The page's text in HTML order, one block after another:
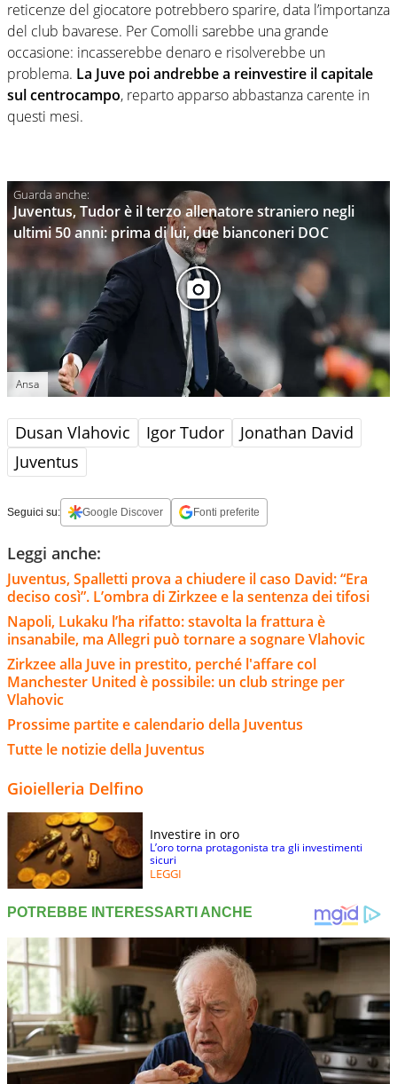
reticenze del giocatore potrebbero sparire, data l’importanza
del club bavarese. Per Comolli sarebbe una grande
occasione: incasserebbe denaro e risolverebbe un
problema. La Juve poi andrebbe a reinvestire il capitale
sul centrocampo, reparto apparso abbastanza carente in
questi mesi.
Juventus, Tudor è il terzo allenatore straniero negli
ultimi 50 anni: prima di lui, due bianconeri DOC
Ansa
Dusan Vlahovic Igor Tudor
Jonathan David
Juventus
Seguici su: Google Discover Fonti preferite
Leggi anche:
Juventus, Spalletti prova a chiudere il caso David: “Era
deciso così”. L’ombra di Zirkzee e la sentenza dei tifosi
Napoli, Lukaku l’ha rifatto: stavolta la frattura è
insanabile, ma Allegri può tornare a sognare Vlahovic
Zirkzee alla Juve in prestito, perché l'affare col
Manchester United è possibile: un club stringe per
Vlahovic
Prossime partite e calendario della Juventus
Tutte le notizie della Juventus
Gioielleria Delfino
Investire in oro
L’oro torna protagonista tra gli investimenti
sicuri
LEGGI